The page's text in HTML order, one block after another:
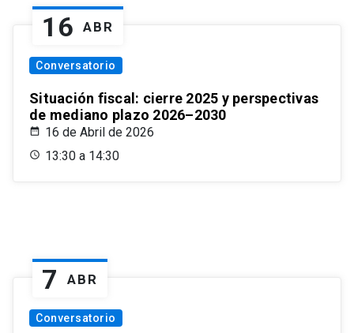
16 ABR
Conversatorio
Situación fiscal: cierre 2025 y perspectivas
de mediano plazo 2026–2030
16 de Abril de 2026
13:30 a 14:30
7 ABR
Conversatorio